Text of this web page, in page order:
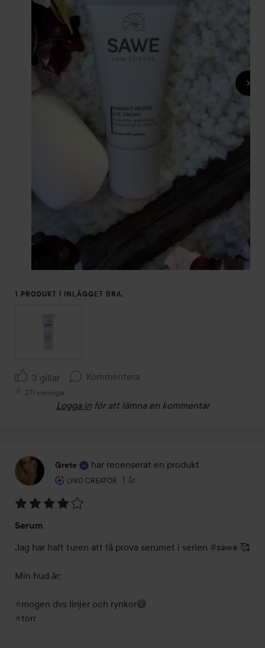
1 PRODUKT I INLÄGGET BRA.
3 gillar Kommentera
271 visningar
Logga in för att lämna en kommentar
Grete har recenserat en produkt
LYKO CREATOR
Användarens roll: Lyko Creator.
1 år
Inlägget skapades 1 år
4
av
Serum
Jag har haft turen att få prova serumet i serien #sawe 🥰
Min hud är;
⭐️mogen dvs linjer och rynkor😅
⭐️torr